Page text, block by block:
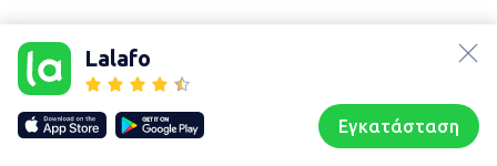
Lalafo
Εγκατάσταση
Our websites
lalafo.kg
lalafo.rs
lalafo.pl
Sitemap
τοποθεσίας
Συζητήσεις Προφίλ